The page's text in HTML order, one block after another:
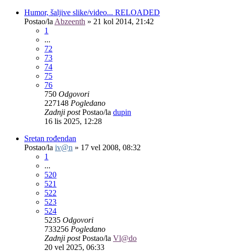
Humor, šaljive slike/video... RELOADED
Postao/la Abzeenth » 21 kol 2014, 21:42
1
...
72
73
74
75
76
750 Odgovori
227148 Pogledano
Zadnji postPostao/la dupin
16 lis 2025, 12:28
Sretan rođendan
Postao/la iv@n » 17 vel 2008, 08:32
1
...
520
521
522
523
524
5235 Odgovori
733256 Pogledano
Zadnji postPostao/la Vl@do
20 vel 2025, 06:33